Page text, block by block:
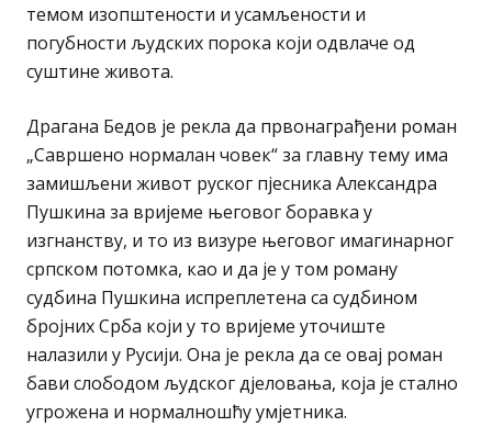
темом изопштености и усамљености и
погубности људских порока који одвлаче од
суштине живота.
Драгана Бедов је рекла да првонаграђени роман
„Савршено нормалан човек“ за главну тему има
замишљени живот руског пјесника Александра
Пушкина за вријеме његовог боравка у
изгнанству, и то из визуре његовог имагинарног
српском потомка, као и да је у том роману
судбина Пушкина испреплетена са судбином
бројних Срба који у то вријеме уточиште
налазили у Русији. Она је рекла да се овај роман
бави слободом људског дјеловања, која је стално
угрожена и нормалношћу умјетника.